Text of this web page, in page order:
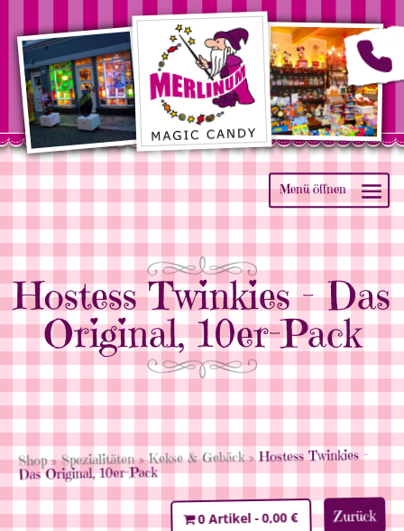
Hostess Twinkies – Das
Original, 10er-Pack
Shop»Spezialitäten»Kekse & Gebäck» Hostess Twinkies –
Das Original, 10er-Pack
Zurück
0 Artikel 0,00 €